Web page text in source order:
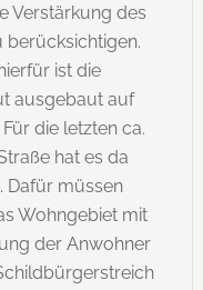
Verstärkung des
berücksichtigen.
ist die
ausgebaut auf
die letzten ca.
hat es da
Dafür müssen
Wohngebiet mit
der Anwohner